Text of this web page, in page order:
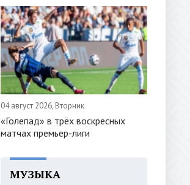
04 август 2026, Вторник
«Голепад» в трёх воскресных
матчах премьер-лиги
МУЗЫКА